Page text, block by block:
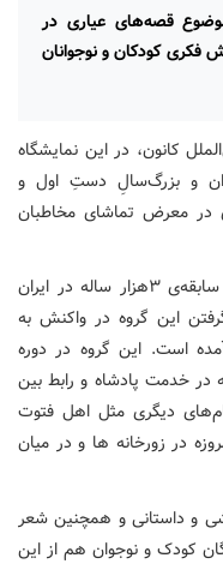
موضوع قصه‌های عیاری در
فکری کودکان و نوجوانان
کانون، در این نمایشگاه
و بزرگ‌سالِ دستِ اول و
در معرض تماشای مخاطبان
ایاران و بعدها عیاران یک نهاد اجتماعی با سابقه‌ی ۳هزار ساله در ایران
این گروه در واکنش به
است. این گروه در دوره
در خدمت پادشاه و رابط بین
دیگری مثل اهل فتوت
در زورخانه ها و در میان
و داستانی و همچنین شعر
کودک و نوجوان هم از این